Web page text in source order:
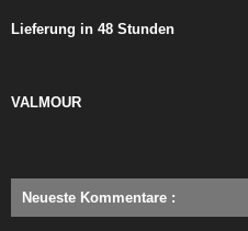
Lieferung in 48 Stunden
VALMOUR
Neueste Kommentare :